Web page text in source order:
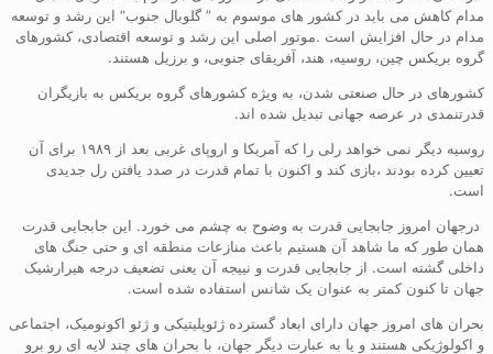
مدام کاهش می باید در کشور های موسوم به ” گلوبال جنوب” این رشد و توسعه
مدام در حال افزایش است .موتور اصلی این رشد و توسعه اقتصادی، کشورهای
گروه بریکس چین، روسیه، هند، آفریقای جنوبی، و برزیل هستند.
کشورهای در حال صنعتی شدن، به ویژه کشورهای گروه بریکس به بازیگران
قدرتنمدی در عرصه جهانی تبدیل شده اند.
روسیه دیگر نمی خواهد رلی را که آمریکا و اروپای غربی بعد از ۱۹۸۹ برای آن
تعیین کرده بودند ،بازی کند و اکنون با تمام قدرت در صدد یافتن رل جدیدی
است.
درجهان امروز جابجایی قدرت به وضوح به چشم می خورد. این جابجایی قدرت
همان طور که ما شاهد آن هستیم باعث منازعات منطقه ای و حتی جنگ های
داخلی گشته است. از جابجایی قدرت و نییجه آن یعنی تضعیف درجه هیرارشیک
جهان تا کنون کمتر به عنوان یک شانس استفاده شده است.
بحران های امروز جهان دارای ابعاد گسترده ژئوپلیتیکی و ژئو اکونومیک، اجتماعی
و اکولوژیکی هستند و یا به عبارت دیگر جهان، با بحران های چند لایه ای رو برو